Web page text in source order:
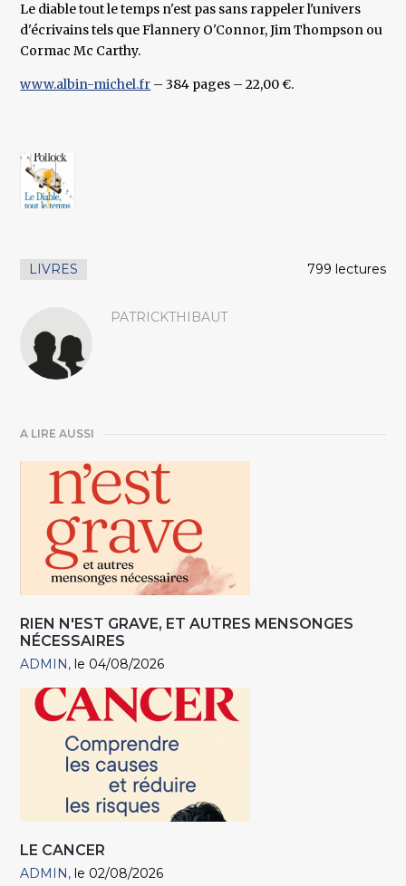
Le diable tout le temps n'est pas sans rappeler l'univers
d'écrivains tels que Flannery O'Connor, Jim Thompson ou
Cormac Mc Carthy.
www.albin-michel.fr – 384 pages – 22,00 €.
LIVRES 799 lectures
PATRICKTHIBAUT
A LIRE AUSSI
RIEN N'EST GRAVE, ET AUTRES MENSONGES
NÉCESSAIRES
ADMIN le 04/08/2026
LE CANCER
ADMIN le 02/08/2026